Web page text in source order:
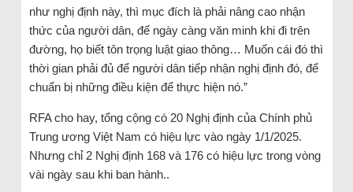
như nghị định này, thì mục đích là phải nâng cao nhận
thức của người dân, để ngày càng văn minh khi đi trên
đường, họ biết tôn trọng luật giao thông… Muốn cái đó thì
thời gian phải đủ để người dân tiếp nhận nghị định đó, để
chuẩn bị những điều kiện để thực hiện nó.”
RFA cho hay, tổng cộng có 20 Nghị định của Chính phủ
Trung ương Việt Nam có hiệu lực vào ngày 1/1/2025.
Nhưng chỉ 2 Nghị định 168 và 176 có hiệu lực trong vòng
vài ngày sau khi ban hành..